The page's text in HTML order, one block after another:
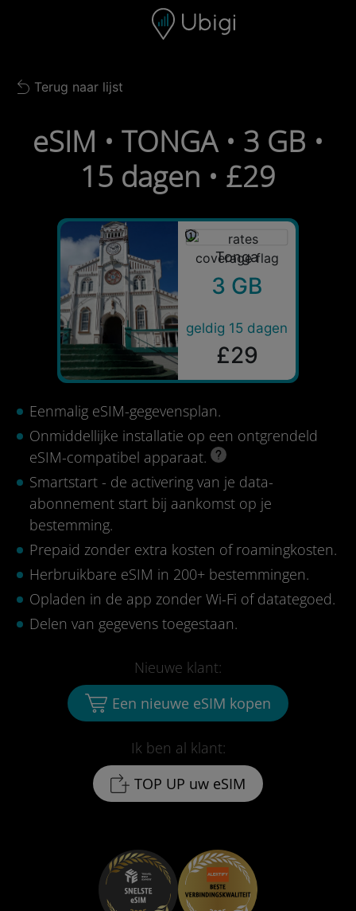
Navigatiebalk Voettekst
Back to list
Terug naar lijst
eSIM • TONGA • 3 GB •
15 dagen • £29
Tonga
3 GB
geldig 15 dagen
£29
Eenmalig eSIM-gegevensplan.
Onmiddellijke installatie op een ontgrendeld
eSIM-compatibel apparaat.
Smartstart - de activering van je data-
abonnement start bij aankomst op je
bestemming.
Prepaid zonder extra kosten of roamingkosten.
Herbruikbare eSIM in 200+ bestemmingen.
Opladen in de app zonder Wi-Fi of datategoed.
Delen van gegevens toegestaan.
Ik ben al klant:
TOP UP uw eSIM
Nieuwe klant:
Een nieuwe eSIM kopen